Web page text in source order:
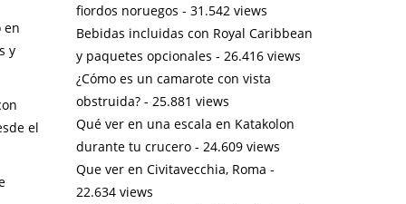
en
y
el
fiordos noruegos - 31.542 views
Bebidas incluidas con Royal Caribbean
y paquetes opcionales - 26.416 views
¿Cómo es un camarote con vista
obstruida?- 25.881 views
Qué ver en una escala en Katakolon
durante tu crucero- 24.609 views
Que ver en Civitavecchia, Roma -
22.634 views